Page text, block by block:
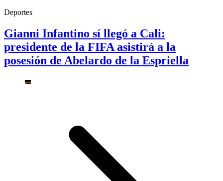
Deportes
Gianni Infantino sí llegó a Cali:
presidente de la FIFA asistirá a la
posesión de Abelardo de la Espriella